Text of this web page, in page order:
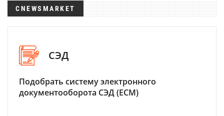
CNEWSMARKET
СЭД
Подобрать систему электронного
документооборота СЭД (ECM)